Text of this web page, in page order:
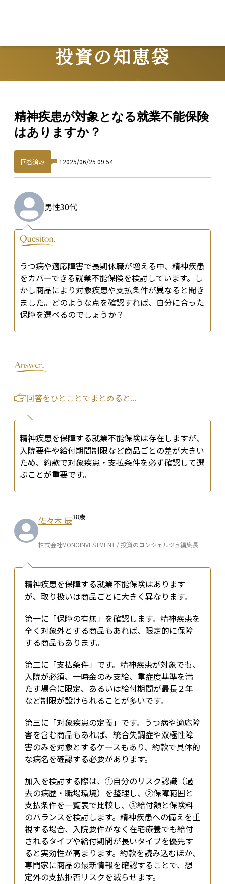
投資の知恵袋
精神疾患が対象となる就業不能保険
はありますか？
回答済み 1 2025/06/25 09:54
男性30代
うつ病や適応障害で長期休職が増える中、精神疾患
をカバーできる就業不能保険を検討しています。し
かし商品により対象疾患や支払条件が異なると聞き
ました。どのような点を確認すれば、自分に合った
保障を選べるのでしょうか？
回答をひとことでまとめると...
精神疾患を保障する就業不能保険は存在しますが、
入院要件や給付期間制限など商品ごとの差が大きい
ため、約款で対象疾患・支払条件を必ず確認して選
ぶことが重要です。
佐々木 辰38歳
株式会社MONOINVESTMENT / 投資のコンシェルジュ編集長
精神疾患を保障する就業不能保険はあります
が、取り扱いは商品ごとに大きく異なります。
第一に「保障の有無」を確認します。精神疾患を
全く対象外とする商品もあれば、限定的に保障
する商品もあります。
第二に「支払条件」です。精神疾患が対象でも、
入院が必須、一時金のみ支給、重症度基準を満
たす場合に限定、あるいは給付期間が最長２年
など制限が設けられることが多いです。
第三に「対象疾患の定義」です。うつ病や適応障
害を含む商品もあれば、統合失調症や双極性障
害のみを対象とするケースもあり、約款で具体的
な病名を確認する必要があります。
加入を検討する際は、①自分のリスク認識（過
去の病歴・職場環境）を整理し、②保障範囲と
支払条件を一覧表で比較し、③給付額と保険料
のバランスを検討します。精神疾患への備えを重
視する場合、入院要件がなく在宅療養でも給付
されるタイプや給付期間が長いタイプを優先す
ると実効性が高まります。約款を読み込むほか、
専門家に商品の最新情報を確認することで、想
定外の支払拒否リスクを減らせます。